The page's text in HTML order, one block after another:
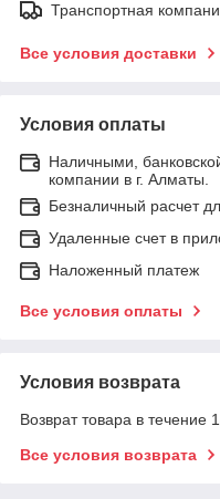
Транспортная
Все условия доставки
Условия оплаты
Наличными,
компании в г. Алматы.
Безналичный расчет
Удаленные счет в
Наложенный платеж
Все условия оплаты
Условия возврата
Возврат товара в течение
Все условия возврата